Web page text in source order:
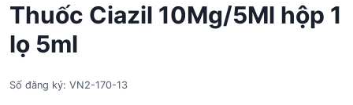
Thuốc Ciazil 10Mg/5Ml hộp 1
lọ 5ml
Số đăng ký: VN2-170-13